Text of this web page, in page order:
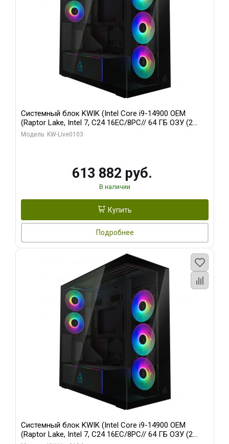
Системный блок KWIK (Intel Core i9-14900 OEM
(Raptor Lake, Intel 7, C24 16EC/8PC// 64 ГБ ОЗУ (2
модуля)/ Afox RTX4090 24GB GDDR6X 384-Bit 3xDP
Модель: KW-Live0103
613 882 руб.
В наличии
Купить
Подробнее
Системный блок KWIK (Intel Core i9-14900 OEM
(Raptor Lake, Intel 7, C24 16EC/8PC// 64 ГБ ОЗУ (2